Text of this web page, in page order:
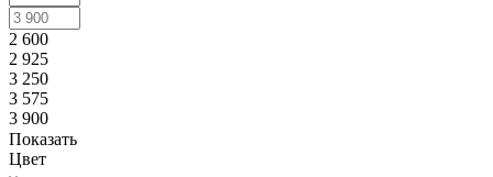
2 600
2 925
3 250
3 575
3 900
Показать
Цвет